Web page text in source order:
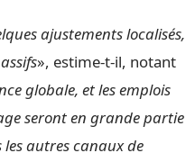
ajustements localisés,
», estime-t-il, notant
globale, et les emplois
seront en grande partie
les autres canaux de